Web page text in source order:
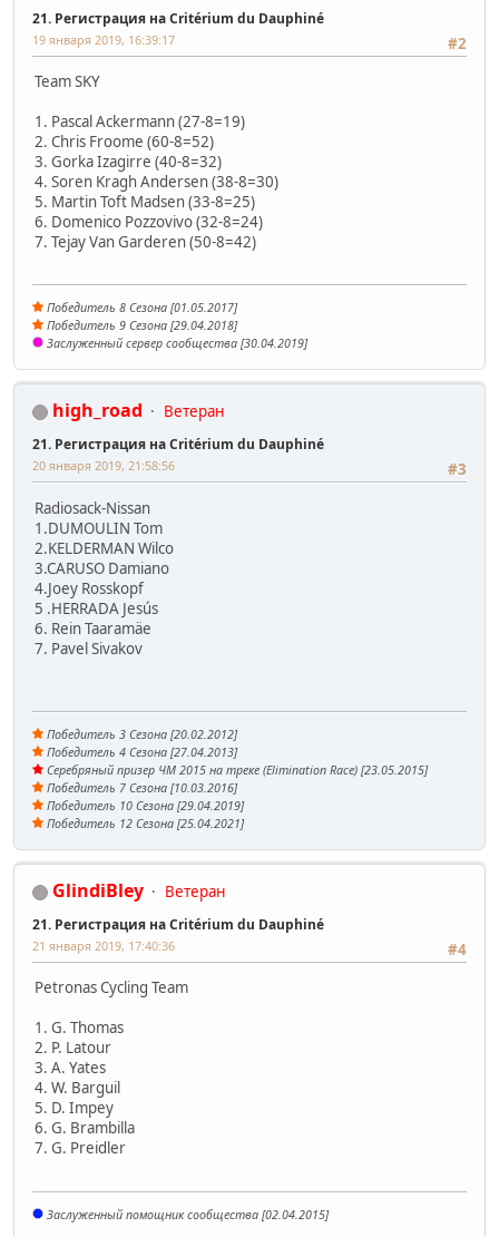
21. Регистрация на Critérium du Dauphiné
#2
19 января 2019, 16:39:17
Team SKY
1. Pascal Ackermann (27-8=19)
2. Chris Froome (60-8=52)
3. Gorka Izagirre (40-8=32)
4. Soren Kragh Andersen (38-8=30)
5. Martin Toft Madsen (33-8=25)
6. Domenico Pozzovivo (32-8=24)
7. Tejay Van Garderen (50-8=42)
Победитель 8 Сезона [01.05.2017]
Победитель 9 Сезона [29.04.2018]
Заслуженный сервер сообщества [30.04.2019]
high_road Ветеран
21. Регистрация на Critérium du Dauphiné
#3
20 января 2019, 21:58:56
Radiosack-Nissan
1.DUMOULIN Tom
2.KELDERMAN Wilco
3.CARUSO Damiano
4.Joey Rosskopf
5 .HERRADA Jesús
6. Rein Taaramäe
7. Pavel Sivakov
Победитель 3 Сезона [20.02.2012]
Победитель 4 Сезона [27.04.2013]
Серебряный призер ЧМ 2015 на треке (Elimination Race) [23.05.2015]
Победитель 7 Сезона [10.03.2016]
Победитель 10 Сезона [29.04.2019]
Победитель 12 Сезона [25.04.2021]
GlindiBley Ветеран
21. Регистрация на Critérium du Dauphiné
#4
21 января 2019, 17:40:36
Petronas Cycling Team
1. G. Thomas
2. P. Latour
3. A. Yates
4. W. Barguil
5. D. Impey
6. G. Brambilla
7. G. Preidler
Заслуженный помощник сообщества [02.04.2015]